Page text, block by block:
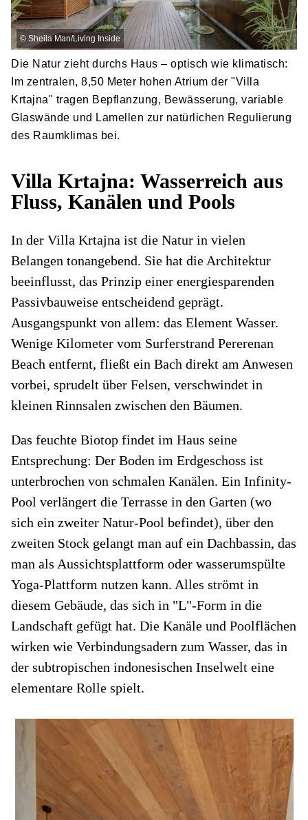
© Sheila Man/Living Inside
Die Natur zieht durchs Haus – optisch wie klimatisch:
Im zentralen, 8,50 Meter hohen Atrium der "Villa
Krtajna" tragen Bepflanzung, Bewässerung, variable
Glaswände und Lamellen zur natürlichen Regulierung
des Raumklimas bei.
Villa Krtajna: Wasserreich aus
Fluss, Kanälen und Pools
In der Villa Krtajna ist die Natur in vielen
Belangen tonangebend. Sie hat die Architektur
beeinflusst, das Prinzip einer energiesparenden
Passivbauweise entscheidend geprägt.
Ausgangspunkt von allem: das Element Wasser.
Wenige Kilometer vom Surferstrand Pererenan
Beach entfernt, fließt ein Bach direkt am Anwesen
vorbei, sprudelt über Felsen, verschwindet in
kleinen Rinnsalen zwischen den Bäumen.
Das feuchte Biotop findet im Haus seine
Entsprechung: Der Boden im Erdgeschoss ist
unterbrochen von schmalen Kanälen. Ein Infinity-
Pool verlängert die Terrasse in den Garten (wo
sich ein zweiter Natur-Pool befindet), über den
zweiten Stock gelangt man auf ein Dachbassin, das
man als Aussichtsplattform oder wasserumspülte
Yoga-Plattform nutzen kann. Alles strömt in
diesem Gebäude, das sich in "L"-Form in die
Landschaft gefügt hat. Die Kanäle und Poolflächen
wirken wie Verbindungsadern zum Wasser, das in
der subtropischen indonesischen Inselwelt eine
elementare Rolle spielt.